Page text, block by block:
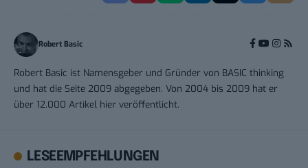
Robert Basic
Robert Basic ist Namensgeber und Gründer von BASIC thinking
und hat die Seite 2009 abgegeben. Von 2004 bis 2009 hat er
über 12.000 Artikel hier veröffentlicht.
LESEEMPFEHLUNGEN